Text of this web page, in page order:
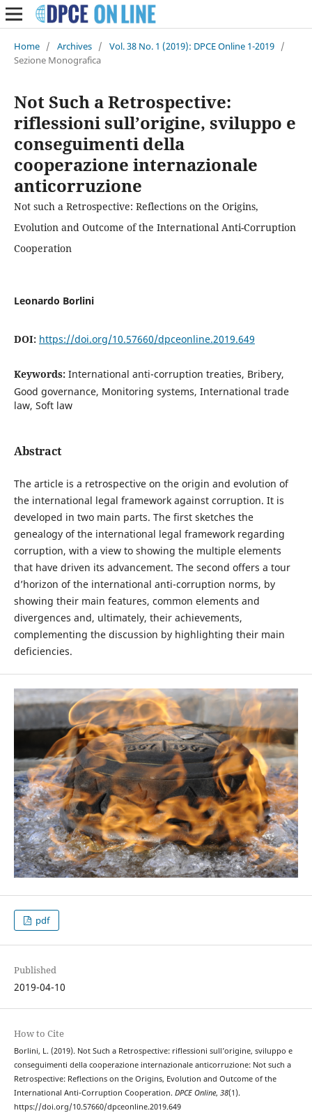
Home / Archives / Vol. 38 No. 1 (2019): DPCE Online 1-2019 /
Sezione Monografica
Not Such a Retrospective:
riflessioni sull’origine, sviluppo e
conseguimenti della
cooperazione internazionale
anticorruzione
Not such a Retrospective: Reflections on the Origins,
Evolution and Outcome of the International Anti-Corruption
Cooperation
Leonardo Borlini
DOI: https://doi.org/10.57660/dpceonline.2019.649
Keywords: International anti-corruption treaties, Bribery,
Good governance, Monitoring systems, International trade
law, Soft law
Abstract
The article is a retrospective on the origin and evolution of
the international legal framework against corruption. It is
developed in two main parts. The first sketches the
genealogy of the international legal framework regarding
corruption, with a view to showing the multiple elements
that have driven its advancement. The second offers a tour
d’horizon of the international anti-corruption norms, by
showing their main features, common elements and
divergences and, ultimately, their achievements,
complementing the discussion by highlighting their main
deficiencies.
pdf
Published
2019-04-10
How to Cite
Borlini, L. (2019). Not Such a Retrospective: riflessioni sull’origine, sviluppo e
conseguimenti della cooperazione internazionale anticorruzione: Not such a
Retrospective: Reflections on the Origins, Evolution and Outcome of the
International Anti-Corruption Cooperation. DPCE Online, 38(1).
https://doi.org/10.57660/dpceonline.2019.649